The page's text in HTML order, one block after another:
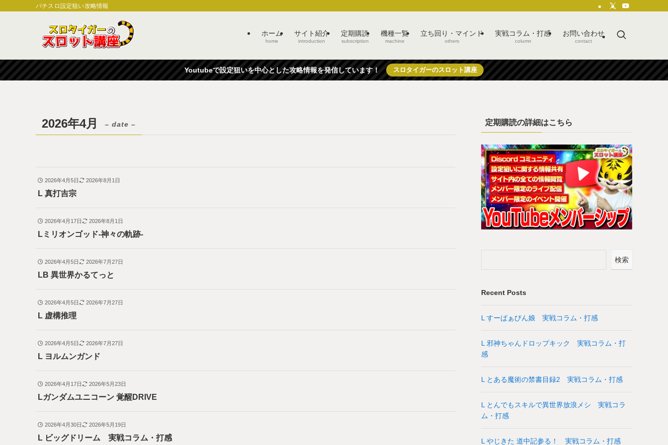
パチスロ設定狙い攻略情報
ホーム
home
サイト紹介
introduction
定期購読
subscription
機種一覧
machine
立ち回り・マインド
others
実戦コラム・打感
column
お問い合わせ
contact
Youtubeで設定狙いを中心とした攻略情報を発信しています！ スロタイガーのスロット講座
2026年4月 – date –
2026年4月5日 2026年8月1日
L 真打吉宗
2026年4月17日 2026年8月1日
Lミリオンゴッド-神々の軌跡-
2026年4月5日 2026年7月27日
LB 異世界かるてっと
2026年4月5日 2026年7月27日
L 虚構推理
2026年4月5日 2026年7月27日
L ヨルムンガンド
2026年4月17日 2026年5月23日
Lガンダムユニコーン 覚醒DRIVE
2026年4月30日 2026年5月19日
L ビッグドリーム 実戦コラム・打感
定期購読の詳細はこちら
検索
Recent Posts
L すーぱぁびん娘 実戦コラム・打感
L 邪神ちゃんドロップキック 実戦コラム・打
感
L とある魔術の禁書目録2 実戦コラム・打感
L とんでもスキルで異世界放浪メシ 実戦コラ
ム・打感
L やじきた 道中記参る！ 実戦コラム・打感